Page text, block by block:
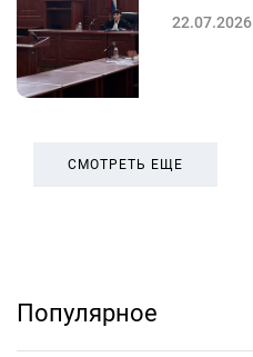
22.07.2026
СМОТРЕТЬ ЕЩЕ
Популярное